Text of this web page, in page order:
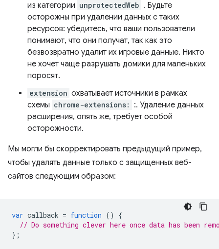
из категории unprotectedWeb . Будьте
осторожны при удалении данных с таких
ресурсов: убедитесь, что ваши пользователи
понимают, что они получат, так как это
безвозвратно удалит их игровые данные. Никто
не хочет чаще разрушать домики для маленьких
поросят.
extension охватывает источники в рамках
схемы chrome-extensions:
:. Удаление данных
расширения, опять же, требует особой
осторожности.
Мы могли бы скорректировать предыдущий пример,
чтобы удалять данные только с защищенных веб-
сайтов следующим образом:
var callback = function ()
{
// Do something clever here once data has been
};